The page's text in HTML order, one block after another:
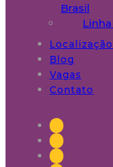
Brasil
Localização
Blog
Vagas
Contato